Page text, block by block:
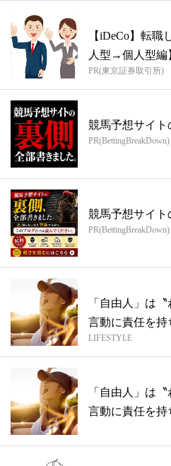
【iDeCo】転
人型→個人型編
PR(東京証券取引所)
競馬予想サイト
PR(BettingBreakDown)
競馬予想サイト
PR(BettingBreakDown)
「自由人」は
言動に責任を持
に！...
LIFESTYLE
「自由人」は
言動に責任を持